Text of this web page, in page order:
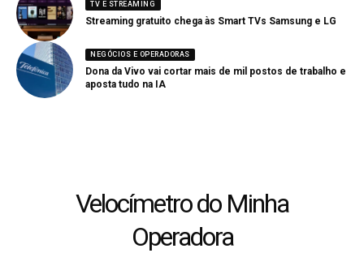
TV E STREAMING
Streaming gratuito chega às Smart TVs Samsung e LG
NEGÓCIOS E OPERADORAS
Dona da Vivo vai cortar mais de mil postos de trabalho e
aposta tudo na IA
Velocímetro do Minha
Operadora